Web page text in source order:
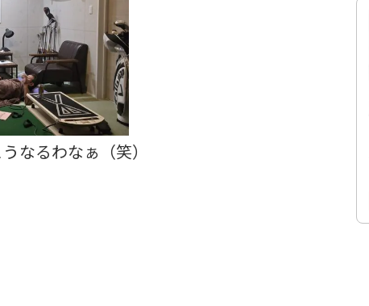
なるわなぁ（笑）